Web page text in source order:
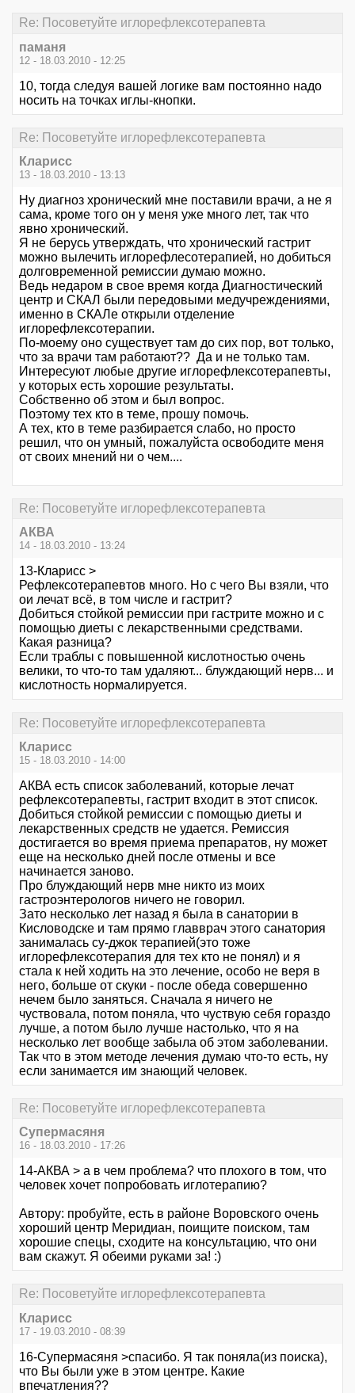
Re: Посоветуйте иглорефлексотерапевта
паманя
12 - 18.03.2010 - 12:25
10, тогда следуя вашей логике вам постоянно надо
носить на точках иглы-кнопки.
Re: Посоветуйте иглорефлексотерапевта
Кларисс
13 - 18.03.2010 - 13:13
Ну диагноз хронический мне поставили врачи, а не я
сама, кроме того он у меня уже много лет, так что
явно хронический.
Я не берусь утверждать, что хронический гастрит
можно вылечить иглорефлесотерапией, но добиться
долговременной ремиссии думаю можно.
Ведь недаром в свое время когда Диагностический
центр и СКАЛ были передовыми медучреждениями,
именно в СКАЛе открыли отделение
иглорефлексотерапии.
По-моему оно существует там до сих пор, вот только,
что за врачи там работают?? Да и не только там.
Интересуют любые другие иглорефлексотерапевты,
у которых есть хорошие результаты.
Собственно об этом и был вопрос.
Поэтому тех кто в теме, прошу помочь.
А тех, кто в теме разбирается слабо, но просто
решил, что он умный, пожалуйста освободите меня
от своих мнений ни о чем....
Re: Посоветуйте иглорефлексотерапевта
АКВА
14 - 18.03.2010 - 13:24
13-Кларисс >
Рефлексотерапевтов много. Но с чего Вы взяли, что
ои лечат всё, в том числе и гастрит?
Добиться стойкой ремиссии при гастрите можно и с
помощью диеты с лекарственными средствами.
Какая разница?
Если траблы с повышенной кислотностью очень
велики, то что-то там удаляют... блуждающий нерв... и
кислотность нормалируется.
Re: Посоветуйте иглорефлексотерапевта
Кларисс
15 - 18.03.2010 - 14:00
АКВА есть список заболеваний, которые лечат
рефлексотерапевты, гастрит входит в этот список.
Добиться стойкой ремиссии с помощью диеты и
лекарственных средств не удается. Ремиссия
достигается во время приема препаратов, ну может
еще на несколько дней после отмены и все
начинается заново.
Про блуждающий нерв мне никто из моих
гастроэнтерологов ничего не говорил.
Зато несколько лет назад я была в санатории в
Кисловодске и там прямо главврач этого санатория
занималась су-джок терапией(это тоже
иглорефлексотерапия для тех кто не понял) и я
стала к ней ходить на это лечение, особо не веря в
него, больше от скуки - после обеда совершенно
нечем было заняться. Сначала я ничего не
чуствовала, потом поняла, что чуствую себя гораздо
лучше, а потом было лучше настолько, что я на
несколько лет вообще забыла об этом заболевании.
Так что в этом методе лечения думаю что-то есть, ну
если занимается им знающий человек.
Re: Посоветуйте иглорефлексотерапевта
Супермасяня
16 - 18.03.2010 - 17:26
14-АКВА > а в чем проблема? что плохого в том, что
человек хочет попробовать иглотерапию?
Автору: пробуйте, есть в районе Воровского очень
хороший центр Меридиан, поищите поиском, там
хорошие спецы, сходите на консультацию, что они
вам скажут. Я обеими руками за! :)
Re: Посоветуйте иглорефлексотерапевта
Кларисс
17 - 19.03.2010 - 08:39
16-Супермасяня >спасибо. Я так поняла(из поиска),
что Вы были уже в этом центре. Какие
впечатления??